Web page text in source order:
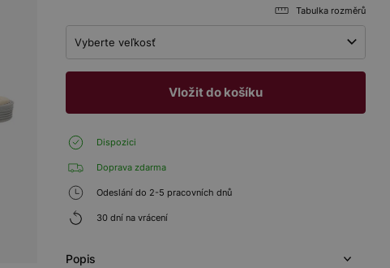
Tabulka rozměrů
Vyberte veľkosť
Vložit do košíku
Dispozici
Doprava zdarma
Odeslání do 2-5 pracovních dnů
30 dní na vrácení
Popis